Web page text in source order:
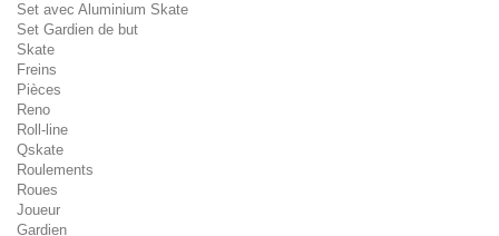
Set avec Aluminium Skate
Set Gardien de but
Skate
Freins
Pièces
Reno
Roll-line
Qskate
Roulements
Roues
Joueur
Gardien